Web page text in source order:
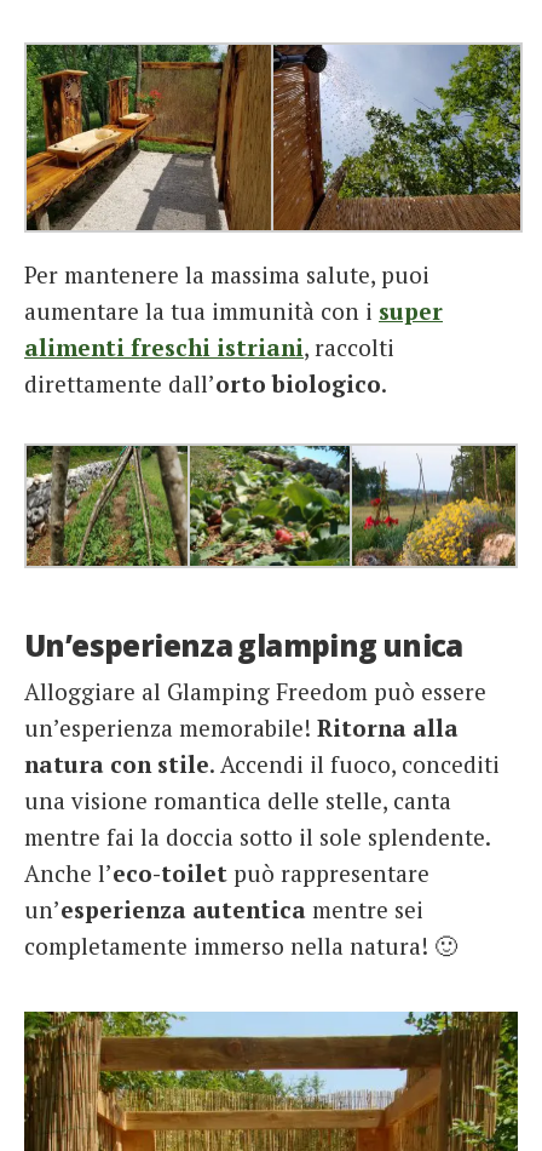
Per mantenere la massima salute, puoi
aumentare la tua immunità con i super
alimenti freschi istriani, raccolti
direttamente dall’orto biologico.
Un’esperienza glamping unica
Alloggiare al Glamping Freedom può essere
un’esperienza memorabile! Ritorna alla
natura con stile. Accendi il fuoco, concediti
una visione romantica delle stelle, canta
mentre fai la doccia sotto il sole splendente.
Anche l’eco-toilet può rappresentare
un’esperienza autentica mentre sei
completamente immerso nella natura! 🙂